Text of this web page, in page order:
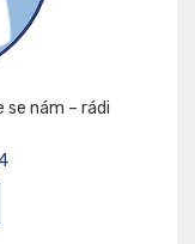
se nám – rádi